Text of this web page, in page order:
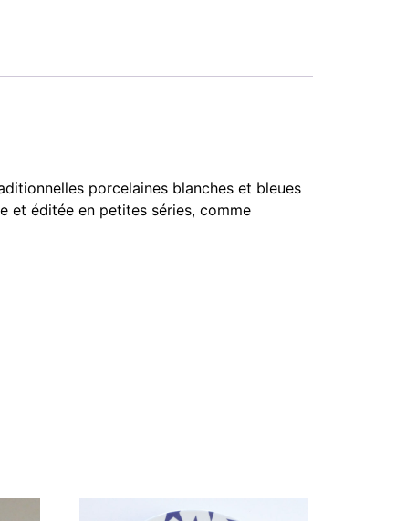
porcelaines blanches et bleues
et éditée en petites séries, comme